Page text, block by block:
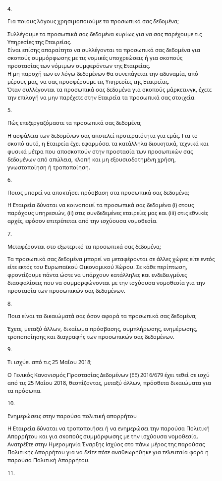
4.
Για ποιους λόγους χρησιμοποιούμε τα προσωπικά σας δεδομένα;
Συλλέγουμε τα προσωπικά σας δεδομένα κυρίως για να σας παρέχουμε τις
Υπηρεσίες της Εταιρείας.
Είναι επίσης απαραίτητο να συλλέγονται τα προσωπικά σας δεδομένα για
σκοπούς συμμόρφωσης με τις νομικές υποχρεώσεις ή για σκοπούς
προστασίας των νόμιμων συμφερόντων της Εταιρείας.
Η μη παροχή των εν λόγω δεδομένων θα συνεπάγεται την αδυναμία, από
μέρους μας, να σας προσφέρουμε τις Υπηρεσίες της Εταιρείας.
Όταν συλλέγονται τα προσωπικά σας δεδομένα για σκοπούς μάρκετινγκ, έχετε
την επιλογή να μην παρέχετε στην Εταιρεία τα προσωπικά σας στοιχεία.
5.
Πώς επεξεργαζόμαστε τα προσωπικά σας δεδομένα;
Η ασφάλεια των δεδομένων σας αποτελεί προτεραιότητα για εμάς. Για το
σκοπό αυτό, η Εταιρεία έχει εφαρμόσει τα κατάλληλα διοικητικά, τεχνικά και
φυσικά μέτρα που αποσκοπούν στην προστασία των προσωπικών σας
δεδομένων από απώλεια, κλοπή και μη εξουσιοδοτημένη χρήση,
γνωστοποίηση ή τροποποίηση.
6.
Ποιος μπορεί να αποκτήσει πρόσβαση στα προσωπικά σας δεδομένα;
Η Εταιρεία δύναται να κοινοποιεί τα προσωπικά σας δεδομένα (i) στους
παρόχους υπηρεσιών, (ii) στις συνδεδεμένες εταιρείες μας και (iii) στις εθνικές
αρχές, εφόσον επιτρέπεται από την ισχύουσα νομοθεσία.
7.
Μεταφέρονται στο εξωτερικό τα προσωπικά σας δεδομένα;
Τα προσωπικά σας δεδομένα μπορεί να μεταφέρονται σε άλλες χώρες είτε εντός
είτε εκτός του Ευρωπαϊκού Οικονομικού Χώρου. Σε κάθε περίπτωση,
φροντίζουμε πάντα ώστε να υπάρχουν κατάλληλες και ενδεδειγμένες
διασφαλίσεις που να συμμορφώνονται με την ισχύουσα νομοθεσία για την
προστασία των προσωπικών σας δεδομένων.
8.
Ποια είναι τα δικαιώματά σας όσον αφορά τα προσωπικά σας δεδομένα;
Έχετε, μεταξύ άλλων, δικαίωμα πρόσβασης, συμπλήρωσης, ενημέρωσης,
τροποποίησης και διαγραφής των προσωπικών σας δεδομένων.
9.
Τι ισχύει από τις 25 Μαΐου 2018;
Ο Γενικός Κανονισμός Προστασίας Δεδομένων (ΕΕ) 2016/679 έχει τεθεί σε ισχύ
από τις 25 Μαΐου 2018, θεσπίζοντας, μεταξύ άλλων, πρόσθετα δικαιώματα για
τα πρόσωπα.
10.
Ενημερώσεις στην παρούσα πολιτική απορρήτου
Η Εταιρεία δύναται να τροποποιήσει ή να ενημερώσει την παρούσα Πολιτική
Απορρήτου και για σκοπούς συμμόρφωσης με την ισχύουσα νομοθεσία.
Ανατρέξτε στην Ημερομηνία Έναρξης Ισχύος στο πάνω μέρος της παρούσας
Πολιτικής Απορρήτου για να δείτε πότε αναθεωρήθηκε για τελευταία φορά η
παρούσα Πολιτική Απορρήτου.
11.